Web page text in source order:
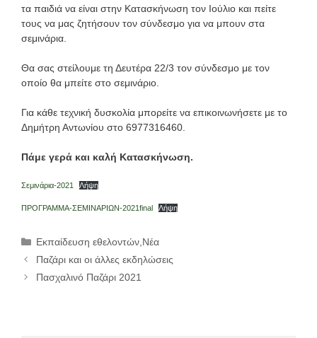
τα παιδιά να είναι στην Κατασκήνωση τον Ιούλιο και πείτε
τους να μας ζητήσουν τον σύνδεσμο για να μπουν στα
σεμινάρια.
Θα σας στείλουμε τη Δευτέρα 22/3 τον σύνδεσμο με τον
οποίο θα μπείτε στο σεμινάριο.
Για κάθε τεχνική δυσκολία μπορείτε να επικοινωνήσετε με το
Δημήτρη Αντωνίου στο 6977316460.
Πάμε γερά και καλή Κατασκήνωση.
Σεμινάρια-2021 Λήψη
ΠΡΟΓΡΑΜΜΑ-ΣΕΜΙΝΑΡΙΩΝ-2021final Λήψη
Κατηγορίες
Εκπαίδευση εθελοντών,Νέα
Παζάρι και οι άλλες εκδηλώσεις
Πασχαλινό Παζάρι 2021